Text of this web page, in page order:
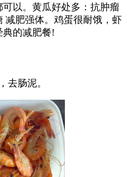
以。黄瓜好处多：抗肿瘤
减肥强体。鸡蛋很耐饿，虾
典的减肥餐!
去肠泥。